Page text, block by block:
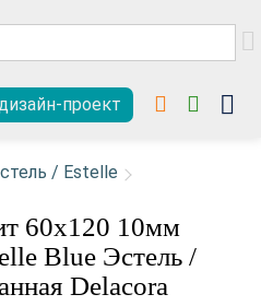
проект
/ Estelle
60x120 10мм
Blue Эстель /
Delacora